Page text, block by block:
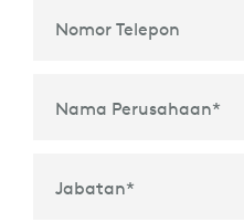
Nomor Telepon
Nama Perusahaan*
Jabatan*